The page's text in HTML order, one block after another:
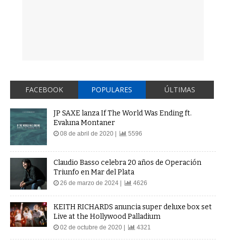
FACEBOOK POPULARES ÚLTIMAS
JP SAXE lanza If The World Was Ending ft.
Evaluna Montaner
08 de abril de 2020 | 5596
Claudio Basso celebra 20 años de Operación
Triunfo en Mar del Plata
26 de marzo de 2024 | 4626
KEITH RICHARDS anuncia super deluxe box set
Live at the Hollywood Palladium
02 de octubre de 2020 | 4321